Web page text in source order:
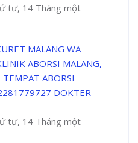
tư, 14 Tháng một
MALANG WA
ABORSI MALANG,
ABORSI
DOKTER
tư, 14 Tháng một